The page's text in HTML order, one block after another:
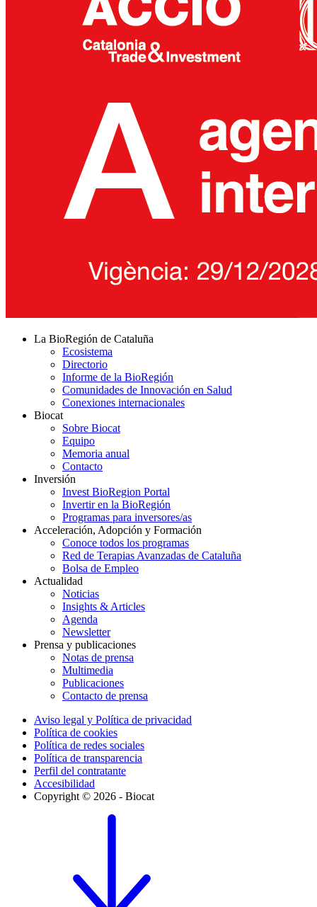
La BioRegión de Cataluña
Ecosistema
Directorio
Informe de la BioRegión
Comunidades de Innovación en Salud
Conexiones internacionales
Biocat
Sobre Biocat
Equipo
Memoria anual
Contacto
Inversión
Invest BioRegion Portal
Invertir en la BioRegión
Programas para inversores/as
Acceleración, Adopción y Formación
Conoce todos los programas
Red de Terapias Avanzadas de Cataluña
Bolsa de Empleo
Actualidad
Noticias
Insights & Articles
Agenda
Newsletter
Prensa y publicaciones
Notas de prensa
Multimedia
Publicaciones
Contacto de prensa
Aviso legal y Política de privacidad
Política de cookies
Política de redes sociales
Política de transparencia
Perfil del contratante
Accesibilidad
Copyright © 2026 - Biocat